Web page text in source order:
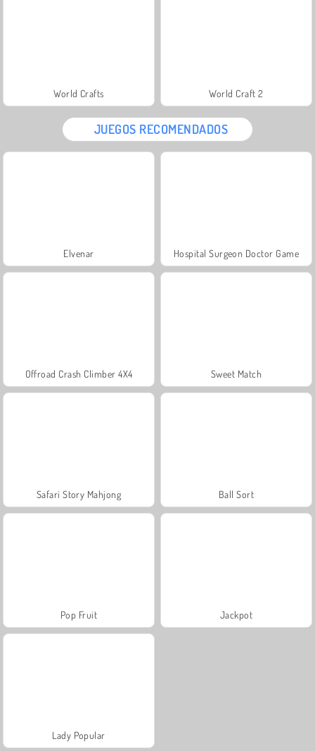
World Crafts World Craft 2
JUEGOS RECOMENDADOS
Elvenar Hospital Surgeon Doctor Game
Offroad Crash Climber 4X4 Sweet Match
Safari Story Mahjong Ball Sort
Pop Fruit Jackpot
Lady Popular